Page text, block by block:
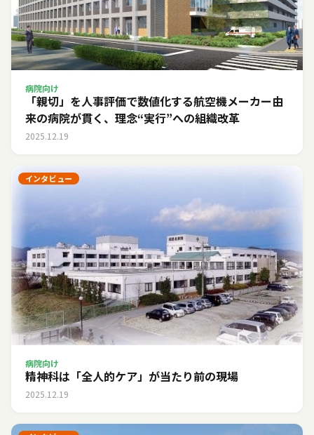
病院向け
「親切」を人事評価で数値化する――航空機メーカー由
来の病院が貫く、理念“実行”への組織改革
2025.12.19
インタビュー
病院向け
精神科は「全人的ケア」が当たり前の現場
2025.12.19